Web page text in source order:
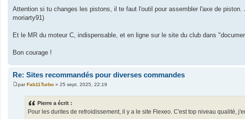
Attention si tu changes les pistons, il te faut l'outil pour assembler l'axe de
moriarty91)
Et le MR du moteur C, indispensable, et en ligne sur le site du club dans
Bon courage !
Re: Sites recommandés pour diverses commandes
M
parFab11Turbo » 25 sept. 2025, 22:19
Pierre a écrit :
Pour les durites de refroidissement, il y a le site Flexeo. C'est top niveau qualité,